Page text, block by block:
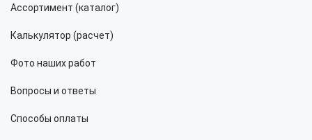
Ассортимент (каталог)
Калькулятор (расчет)
Фото наших работ
Вопросы и ответы
Способы оплаты